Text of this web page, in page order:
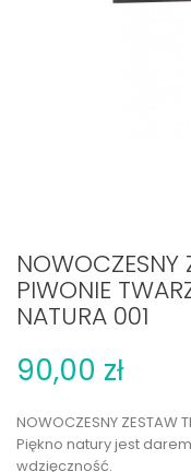
NOWOCZESNY
PIWONIE
NATURA 001
90,00 zł
NOWOCZESNY ZESTAW
Piękno natury jest
wdzięczność.